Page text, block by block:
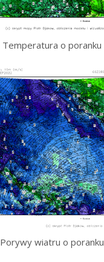
Temperatura o poranku
Porywy wiatru o poranku